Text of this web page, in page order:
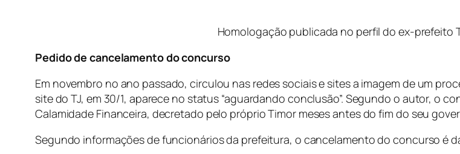
Homologação publicada no perfil do ex-prefeito
Pedido de cancelamento do concurso
Em novembro no ano passado, circulou nas redes sociais e sites a imagem de um
site do TJ, em 30/1, aparece no status “aguardando conclusão”. Segundo o autor, o
Calamidade Financeira, decretado pelo próprio Timor meses antes do fim do seu
Segundo informações de funcionários da prefeitura, o cancelamento do concurso é